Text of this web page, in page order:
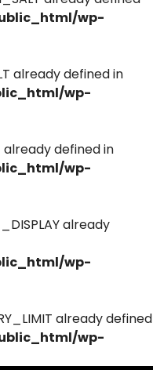
wp-
already defined in
wp-
already defined in
wp-
already
wp-
already defined
wp-